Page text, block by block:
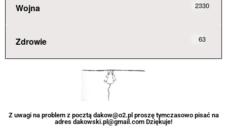
Wojna 2330
Zdrowie 63
Z uwagi na problem z pocztą dakow@o2.pl proszę tymczasowo pisać na
adres dakowski.pl@gmail.com Dziękuje!